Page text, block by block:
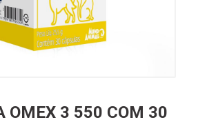
OMEX 3 550 COM 30